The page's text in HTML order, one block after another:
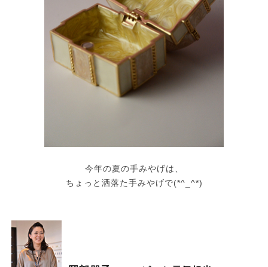
今年の夏の手みやげは、
ちょっと洒落た手みやげで(*^_^*)